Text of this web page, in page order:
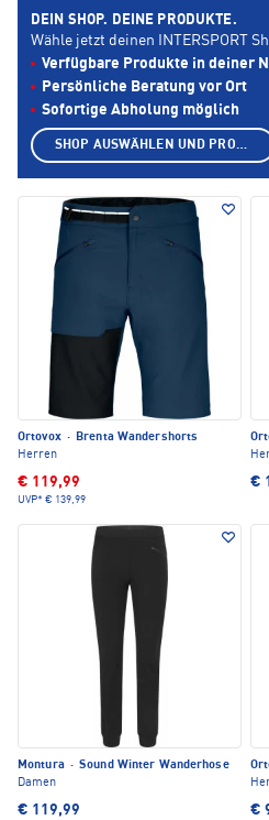
Ortovox · Brenta Wandershorts
Herren
€ 119,99
UVP* € 139,99
€
Montura · Sound Winter Wanderhose
Damen
€ 119,99 €
DEIN SHOP. DEINE PRODUKTE.
Wähle jetzt deinen INTERSPORT
Verfügbare Produkte in deiner
Persönliche Beratung vor Ort
Sofortige Abholung möglich
SHOP AUSWÄHLEN UND PRODUKTE ANZEIGEN